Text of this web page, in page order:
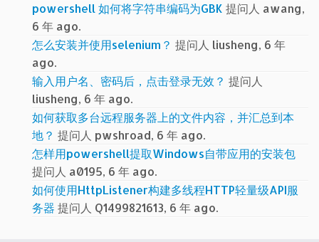
powershell 如何将字符串编码为GBK 提问人 awang,
6 年 ago.
怎么安装并使用selenium？ 提问人 liusheng, 6 年
ago.
输入用户名、密码后，点击登录无效？ 提问人
liusheng, 6 年 ago.
如何获取多台远程服务器上的文件内容，并汇总到本
地？ 提问人 pwshroad, 6 年 ago.
怎样用powershell提取Windows自带应用的安装包
提问人 a0195, 6 年 ago.
如何使用HttpListener构建多线程HTTP轻量级API服
务器 提问人 Q1499821613, 6 年 ago.